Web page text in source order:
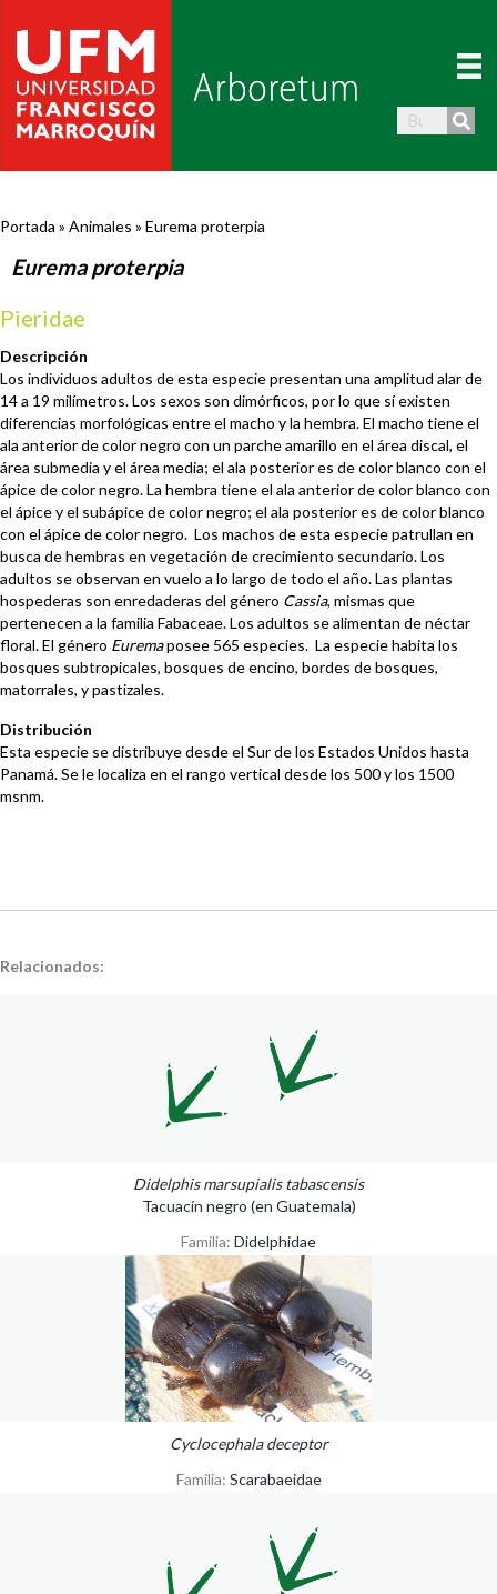
Portada » Animales » Eurema proterpia
Eurema proterpia
Pieridae
Descripción
Los individuos adultos de esta especie presentan una amplitud alar de
14 a 19 milímetros. Los sexos son dimórficos, por lo que sí existen
diferencias morfológicas entre el macho y la hembra. El macho tiene el
ala anterior de color negro con un parche amarillo en el área discal, el
área submedia y el área media; el ala posterior es de color blanco con el
ápice de color negro. La hembra tiene el ala anterior de color blanco con
el ápice y el subápice de color negro; el ala posterior es de color blanco
con el ápice de color negro. Los machos de esta especie patrullan en
busca de hembras en vegetación de crecimiento secundario. Los
adultos se observan en vuelo a lo largo de todo el año. Las plantas
hospederas son enredaderas del género Cassia, mismas que
pertenecen a la familia Fabaceae. Los adultos se alimentan de néctar
floral. El género Euremaposee 565 especies. La especie habita los
bosques subtropicales, bosques de encino, bordes de bosques,
matorrales, y pastizales.
Distribución
Esta especie se distribuye desde el Sur de los Estados Unidos hasta
Panamá. Se le localiza en el rango vertical desde los 500 y los 1500
msnm.
Relacionados:
Didelphis marsupialis tabascensis
Tacuacín negro (en Guatemala)
Familia: Didelphidae
Cyclocephala deceptor
Familia: Scarabaeidae